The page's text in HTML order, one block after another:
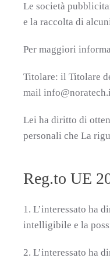
Le società
e la raccolta di
Per maggiori
Titolare: il Titolare
mail
Lei ha diritto di
personali che La
Reg.to UE
1. L’interessato ha
intelligibile e la
2. L’interessato ha